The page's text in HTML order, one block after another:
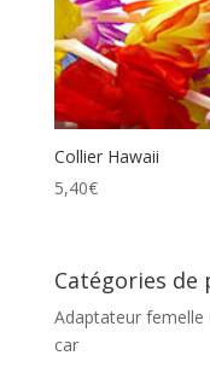
Collier Hawaii
5,40€
Catégories de
Adaptateur femelle
car